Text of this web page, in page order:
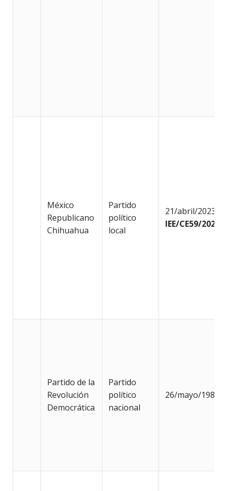
México
Republicano
Chihuahua
Partido
político
local
21/abril/2023
IEE/CE59/2023
Partido de la
Revolución
Democrática
Partido
político
nacional
26/mayo/1989